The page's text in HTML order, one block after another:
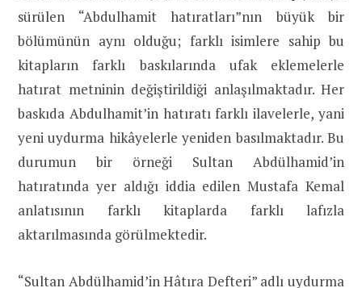
sürülen “Abdulhamit hatıratları”nın büyük bir
bölümünün aynı olduğu; farklı isimlere sahip bu
kitapların farklı baskılarında ufak eklemelerle
hatırat metninin değiştirildiği anlaşılmaktadır. Her
baskıda Abdulhamit’in hatıratı farklı ilavelerle, yani
yeni uydurma hikâyelerle yeniden basılmaktadır. Bu
durumun bir örneği Sultan Abdülhamid’in
hatıratında yer aldığı iddia edilen Mustafa Kemal
anlatısının farklı kitaplarda farklı lafızla
aktarılmasında görülmektedir.
“Sultan Abdülhamid’in Hâtıra Defteri” adlı uydurma